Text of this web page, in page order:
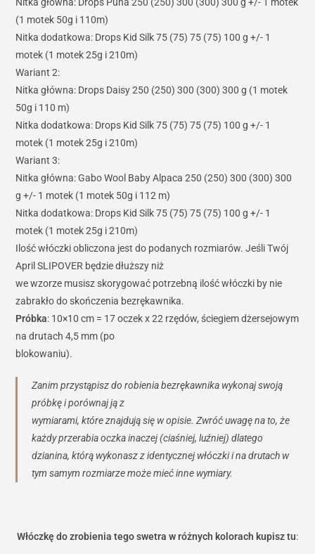
(1 motek 50g i 110m)
Nitka dodatkowa: Drops Kid Silk 75 (75) 75 (75) 100 g +/- 1
motek (1 motek 25g i 210m)
Wariant 2:
Nitka główna: Drops Daisy 250 (250) 300 (300) 300 g (1 motek
50g i 110 m)
Nitka dodatkowa: Drops Kid Silk 75 (75) 75 (75) 100 g +/- 1
motek (1 motek 25g i 210m)
Wariant 3:
Nitka główna: Gabo Wool Baby Alpaca 250 (250) 300 (300) 300
g +/- 1 motek (1 motek 50g i 112 m)
Nitka dodatkowa: Drops Kid Silk 75 (75) 75 (75) 100 g +/- 1
motek (1 motek 25g i 210m)
Ilość włóczki obliczona jest do podanych rozmiarów. Jeśli Twój
April SLIPOVER będzie dłuższy niż
we wzorze musisz skorygować potrzebną ilość włóczki by nie
zabrakło do skończenia bezrękawnika.
Próbka: 10×10 cm = 17 oczek x 22 rzędów, ściegiem dżersejowym
na drutach 4,5 mm (po
blokowaniu).
Zanim przystąpisz do robienia bezrękawnika wykonaj swoją
próbkę i porównaj ją z
wymiarami, które znajdują się w opisie. Zwróć uwagę na to, że
każdy przerabia oczka inaczej (ciaśniej, luźniej) dlatego
dzianina, którą wykonasz z identycznej włóczki i na drutach w
tym samym rozmiarze może mieć inne wymiary.
Włóczkę do zrobienia tego swetra w różnych kolorach kupisz tu: